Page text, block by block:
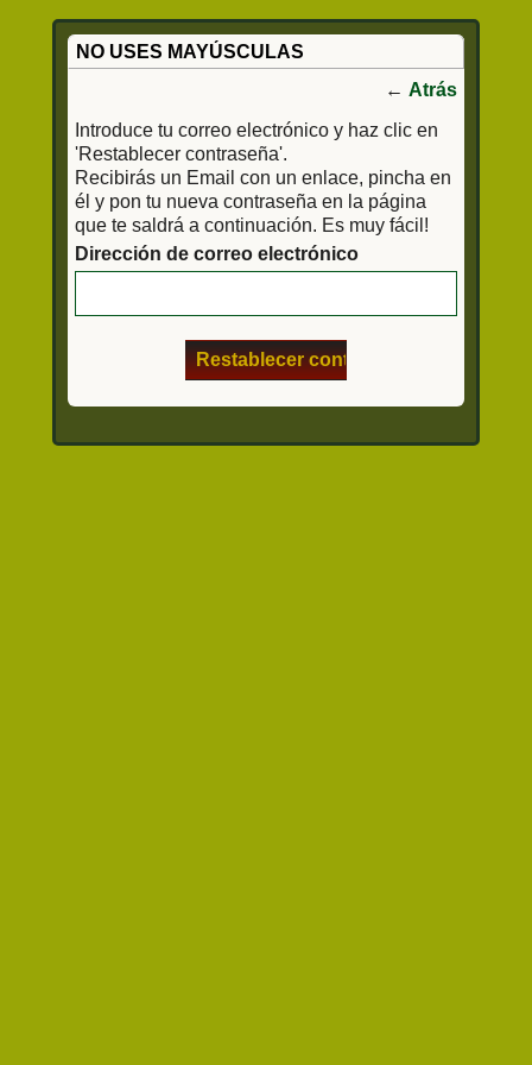
NO USES MAYÚSCULAS
← Atrás
Introduce tu correo electrónico y haz clic en
'Restablecer contraseña'.
Recibirás un Email con un enlace, pincha en
él y pon tu nueva contraseña en la página
que te saldrá a continuación. Es muy fácil!
Dirección de correo electrónico